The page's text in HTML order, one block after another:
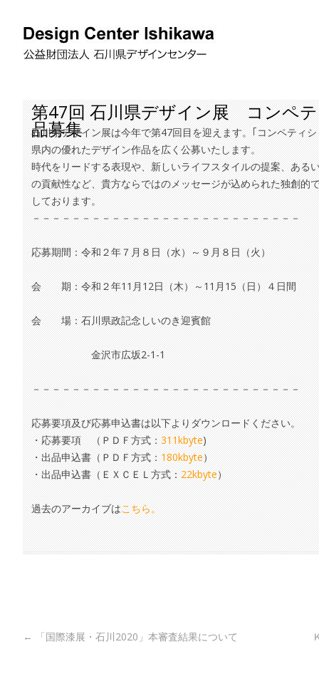
第47回 石川県デザイン展 コンペ
品募集
石川県デザイン展は今年で第47回目を迎えます。｢コンペティ
県内の優れたデザイン作品を広く公募いたします。
時代をリードする表現や、新しいライフスタイルの提案、ある
の貢献性など、貴方ならではのメッセージが込められた独創的
しております。
－－－－－－－－－－－－－－－－－－－－－－－－－－－
応募期間：令和２年７月８日（水）～９月８日（火）
会 期：令和２年11月12日（木）～11月15（日）４日間
会 場：石川県政記念しいのき迎賓館
金沢市広坂2-1-1
－－－－－－－－－－－－－－－－－－－－－－－－－－－
応募要項及び応募申込書は以下よりダウンロードください。
・応募要項 （ＰＤＦ方式：311kbyte)
・出品申込書（ＰＤＦ方式：180kbyte）
・出品申込書（ＥＸＣＥＬ方式：22kbyte）
過去のアーカイブはこちら。
←
「国際漆展・石川2020」本審査結果について